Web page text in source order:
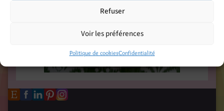
Refuser
Voir les préférences
Politique de cookiesConfidentialité